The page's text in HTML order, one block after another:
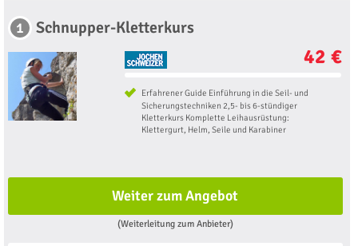
1 Schnupper-Kletterkurs
42 €
Erfahrener Guide Einführung in die Seil- und
Sicherungstechniken 2,5- bis 6-stündiger
Kletterkurs Komplette Leihausrüstung:
Klettergurt, Helm, Seile und Karabiner
Weiter zum Angebot
(Weiterleitung zum Anbieter)